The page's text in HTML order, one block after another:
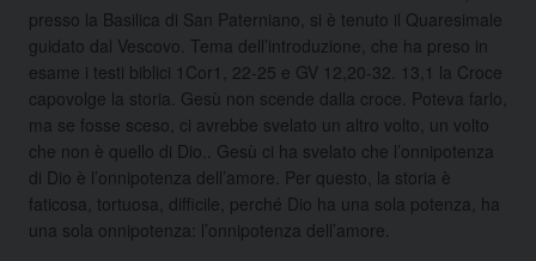
presso la Basilica di San Paterniano, si è tenuto il Quaresimale
guidato dal Vescovo. Tema dell’introduzione, che ha preso in
esame i testi biblici 1Cor1, 22-25 e GV 12,20-32. 13,1 la Croce
capovolge la storia. Gesù non scende dalla croce. Poteva farlo,
ma se fosse sceso, ci avrebbe svelato un altro volto, un volto
che non è quello di Dio.. Gesù ci ha svelato che l’onnipotenza
di Dio è l’onnipotenza dell’amore. Per questo, la storia è
faticosa, tortuosa, difficile, perché Dio ha una sola potenza, ha
una sola onnipotenza: l’onnipotenza dell’amore.